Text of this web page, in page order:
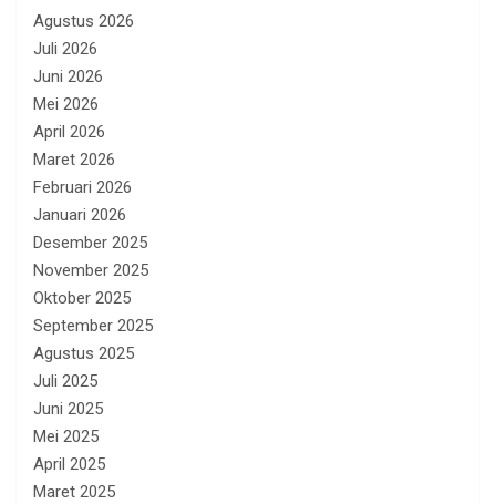
Agustus 2026
Juli 2026
Juni 2026
Mei 2026
April 2026
Maret 2026
Februari 2026
Januari 2026
Desember 2025
November 2025
Oktober 2025
September 2025
Agustus 2025
Juli 2025
Juni 2025
Mei 2025
April 2025
Maret 2025